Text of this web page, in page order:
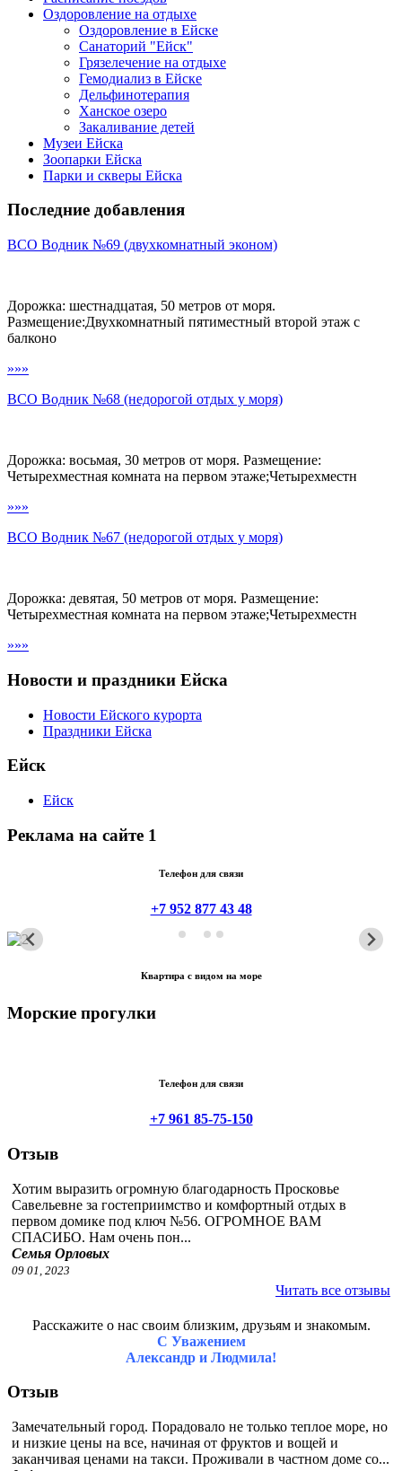
Оздоровление на отдыхе
Оздоровление в Ейске
Санаторий "Ейск"
Грязелечение на отдыхе
Гемодиализ в Ейске
Дельфинотерапия
Ханское озеро
Закаливание детей
Музеи Ейска
Зоопарки Ейска
Парки и скверы Ейска
Последние добавления
ВСО Водник №69 (двухкомнатный эконом)
Дорожка: шестнадцатая, 50 метров от моря.
Размещение:Двухкомнатный пятиместный второй этаж с
балконо
»»»
ВСО Водник №68 (недорогой отдых у моря)
Дорожка: восьмая, 30 метров от моря. Размещение:
Четырехместная комната на первом этаже;Четырехместн
»»»
ВСО Водник №67 (недорогой отдых у моря)
Дорожка: девятая, 50 метров от моря. Размещение:
Четырехместная комната на первом этаже;Четырехместн
»»»
Новости и праздники Ейска
Новости Ейского курорта
Праздники Ейска
Ейск
Ейск
Реклама на сайте 1
Телефон для связи
+7 952 877 43 48
Квартира с видом на море
Морские прогулки
Телефон для связи
+7 961 85-75-150
Отзыв
Хотим выразить огромную благодарность Просковье
Савельевне за гостеприимство и комфортный отдых в
первом домике под ключ №56. ОГРОМНОЕ ВАМ
СПАСИБО. Нам очень пон...
Семья Орловых
09 01, 2023
Читать все отзывы
Расскажите о нас своим близким, друзьям и знакомым.
С Уважением
Александр и Людмила!
Отзыв
Замечательный город. Порадовало не только теплое море, но
и низкие цены на все, начиная от фруктов и вощей и
заканчивая ценами на такси. Проживали в частном доме со...